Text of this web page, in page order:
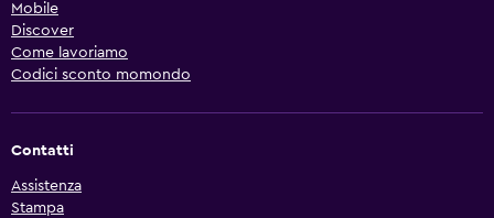
Mobile
Discover
Come lavoriamo
Codici sconto momondo
Contatti
Assistenza
Stampa